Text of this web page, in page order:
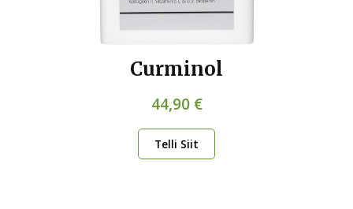
Curminol
44,90 €
Telli Siit